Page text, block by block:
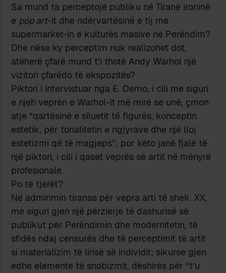
Sa mund ta perceptojë publiku në Tiranë ironinë
e pop art-it dhe ndërvartësinë e tij me
supermarket-in e kulturës masive në Perëndim?
Dhe nëse ky perceptim nuk realizohet dot,
atëherë çfarë mund t’i thotë Andy Warhol një
vizitori çfarëdo të ekspozitës?
Piktori i intervistuar nga E. Demo, i cili me siguri
e njeh veprën e Warhol-it më mirë se unë, çmon
atje “qartësinë e siluetit të figurës, konceptin
estetik, për tonalitetin e ngjyrave dhe një lloj
estetizmi që të magjeps”; por këto janë fjalë të
një piktori, i cili i qaset veprës së artit në mënyrë
profesionale.
Po të tjerët?
Në admirimin tiranas për vepra arti të shek. XX,
me siguri gjen një përzierje të dashurisë së
publikut për Perëndimin dhe modernitetin, të
sfidës ndaj censurës dhe të perceptimit të artit
si materializim të lirisë së individit; sikurse gjen
edhe elemente të snobizmit, dëshirës për “t’u